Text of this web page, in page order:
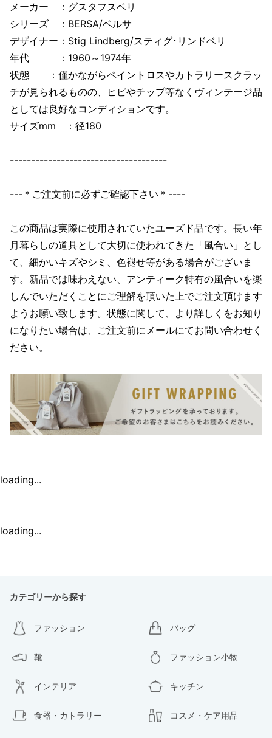
メーカー ：グスタフスベリ
シリーズ ：BERSA/ベルサ
デザイナー：Stig Lindberg/スティグ･リンドベリ
年代 ：1960～1974年
状態 ：僅かながらペイントロスやカトラリースクラッ
チが見られるものの、ヒビやチップ等なくヴィンテージ品
としては良好なコンディションです。
サイズmm ：径180
-------------------------------------
---＊ご注文前に必ずご確認下さい＊----
この商品は実際に使用されていたユーズド品です。長い年
月暮らしの道具として大切に使われてきた「風合い」とし
て、細かいキズやシミ、色褪せ等がある場合がございま
す。新品では味わえない、アンティーク特有の風合いを楽
しんでいただくことにご理解を頂いた上でご注文頂けます
ようお願い致します。状態に関して、より詳しくをお知り
になりたい場合は、ご注文前にメールにてお問い合わせく
ださい。
loading...
loading...
カテゴリーから探す
ファッション バッグ
靴 ファッション小物
インテリア キッチン
食器・カトラリー コスメ・ケア用品